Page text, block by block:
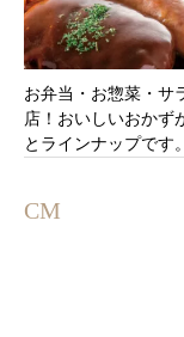
お弁当・お惣菜・サ
店！おいしいおかず
とラインナップです
CM